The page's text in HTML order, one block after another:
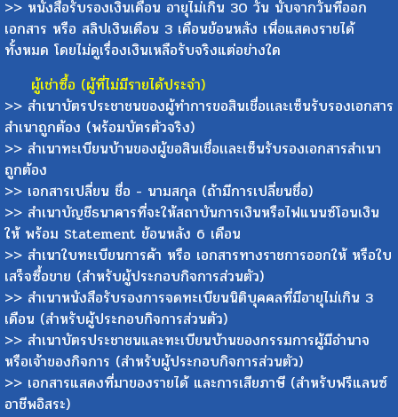
>> หนังสือรับรองเงินเดือน อายุไม่เกิน 30 วัน นับจากวันที่ออก
เอกสาร หรือ สลิปเงินเดือน 3 เดือนย้อนหลัง เพื่อแสดงรายได้
ทั้งหมด โดยไม่ดูเรื่องเงินเหลือรับจริงแต่อย่างใด
ผู้เช่าซื้อ (ผู้ที่ไม่มีรายได้ประจำ)
>> สำเนาบัตรประชาชนของผู้ทำการขอสินเชื่อเเละเซ็นรับรองเอกสาร
สำเนาถูกต้อง (พร้อมบัตรตัวจริง)
>> สำเนาทะเบียนบ้านของผู้ขอสินเชื่อเเละเซ็นรับรองเอกสารสำเนา
ถูกต้อง
>> เอกสารเปลี่ยน ชื่อ - นามสกุล (ถ้ามีการเปลี่ยนชื่อ)
>> สำเนาบัญชีธนาคารที่จะให้สถาบันการเงินหรือไฟแนนซ์โอนเงิน
ให้ พร้อม Statement ย้อนหลัง 6 เดือน
>> สำเนาใบทะเบียนการค้า หรือ เอกสารทางราชการออกให้ หรือใบ
เสร็จซื้อขาย (สำหรับผู้ประกอบกิจการส่วนตัว)
>> สำเนาหนังสือรับรองการจดทะเบียนนิติบุคคลที่มีอายุไม่เกิน 3
เดือน (สำหรับผู้ประกอบกิจการส่วนตัว)
>> สำเนาบัตรประชาชนและทะเบียนบ้านของกรรมการผู้มีอำนาจ
หรือเจ้าของกิจการ (สำหรับผู้ประกอบกิจการส่วนตัว)
>> เอกสารแสดงที่มาของรายได้ และการเสียภาษี (สำหรับฟรีแลนซ์
อาชีพอิสระ)